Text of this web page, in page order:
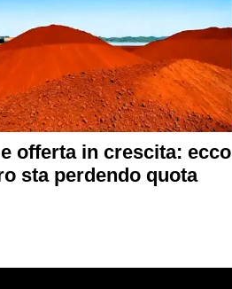
offerta in crescita: ecco
sta perdendo quota